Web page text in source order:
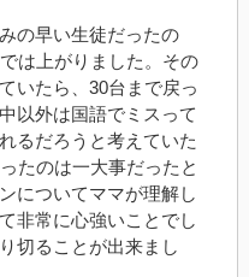
の早い生徒だったの
は上がりました。その
いたら、 30台まで戻っ
以外は国語でミスって
るだろうと考えていた
たのは一大事だったと
についてママが理解し
非常に心強いことでし
切ることが出来まし